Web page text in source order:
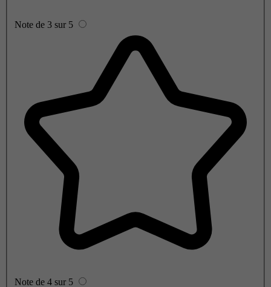
Note de 3 sur 5
Note de 4 sur 5